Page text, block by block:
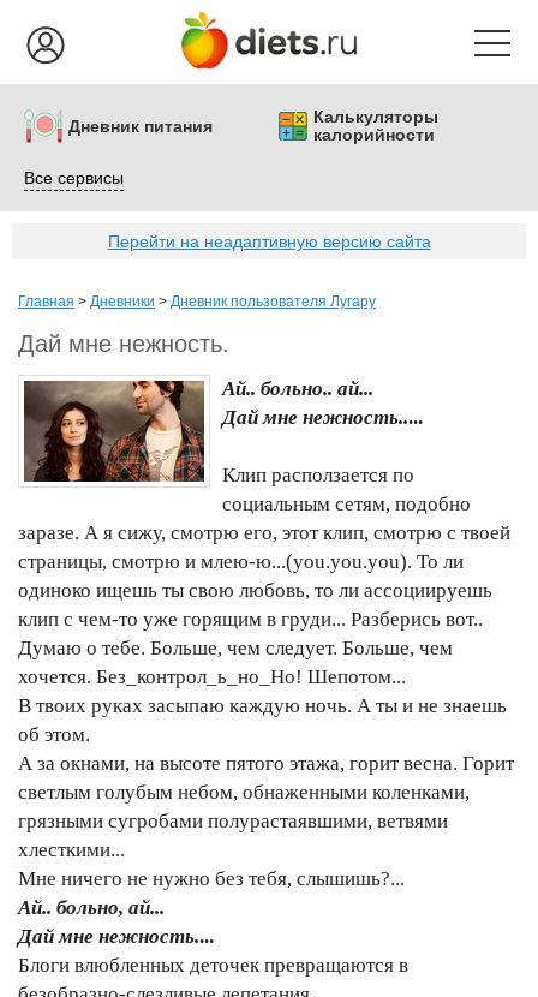
Дневник питания
Калькуляторы
калорийности
Все сервисы
Перейти на неадаптивную версию сайта
Главная > Дневники > Дневник пользователя Лугару
Дай мне нежность.
Ай.. больно.. ай...
Дай мне нежность.....
Клип расползается по
социальным сетям, подобно
заразе. А я сижу, смотрю его, этот клип, смотрю с твоей
страницы, смотрю и млею-ю...(you.you.you). То ли
одиноко ищешь ты свою любовь, то ли ассоциируешь
клип с чем-то уже горящим в груди... Разберись вот..
Думаю о тебе. Больше, чем следует. Больше, чем
хочется. Без_контрол_ь_но_Но! Шепотом...
В твоих руках засыпаю каждую ночь. А ты и не знаешь
об этом.
А за окнами, на высоте пятого этажа, горит весна. Горит
светлым голубым небом, обнаженными коленками,
грязными сугробами полурастаявшими, ветвями
хлесткими...
Мне ничего не нужно без тебя, слышишь?...
Ай.. больно, ай...
Дай мне нежность....
Блоги влюбленных деточек превращаются в